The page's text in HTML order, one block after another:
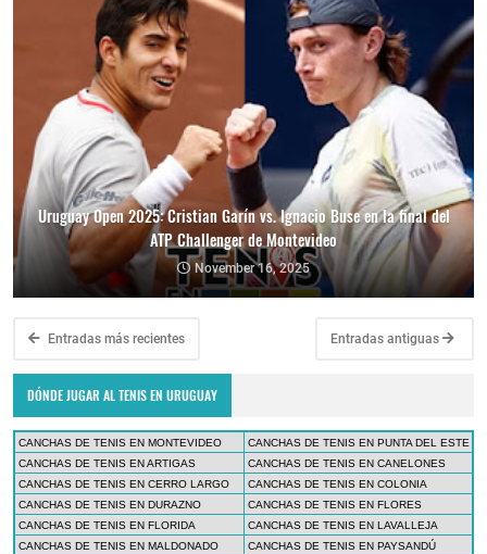
Uruguay Open 2025: Cristian Garín vs. Ignacio Buse en la final del
ATP Challenger de Montevideo
November 16, 2025
Entradas más recientes Entradas antiguas
DÓNDE JUGAR AL TENIS EN URUGUAY
CANCHAS DE TENIS EN MONTEVIDEO
CANCHAS DE TENIS EN PUNTA DEL ESTE
CANCHAS DE TENIS EN ARTIGAS
CANCHAS DE TENIS EN CANELONES
CANCHAS DE TENIS EN CERRO LARGO
CANCHAS DE TENIS EN COLONIA
CANCHAS DE TENIS EN DURAZNO
CANCHAS DE TENIS EN FLORES
CANCHAS DE TENIS EN FLORIDA
CANCHAS DE TENIS EN LAVALLEJA
CANCHAS DE TENIS EN MALDONADO
CANCHAS DE TENIS EN PAYSANDÚ